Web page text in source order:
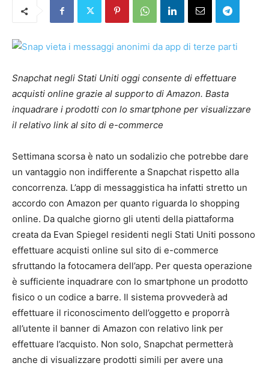
Snapchat negli Stati Uniti oggi consente di effettuare
acquisti online grazie al supporto di Amazon. Basta
inquadrare i prodotti con lo smartphone per visualizzare
il relativo link al sito di e-commerce
Settimana scorsa è nato un sodalizio che potrebbe dare
un vantaggio non indifferente a Snapchat rispetto alla
concorrenza. L’app di messaggistica ha infatti stretto un
accordo con Amazon per quanto riguarda lo shopping
online. Da qualche giorno gli utenti della piattaforma
creata da Evan Spiegel residenti negli Stati Uniti possono
effettuare acquisti online sul sito di e-commerce
sfruttando la fotocamera dell’app. Per questa operazione
è sufficiente inquadrare con lo smartphone un prodotto
fisico o un codice a barre. Il sistema provvederà ad
effettuare il riconoscimento dell’oggetto e proporrà
all’utente il banner di Amazon con relativo link per
effettuare l’acquisto. Non solo, Snapchat permetterà
anche di visualizzare prodotti simili per avere una